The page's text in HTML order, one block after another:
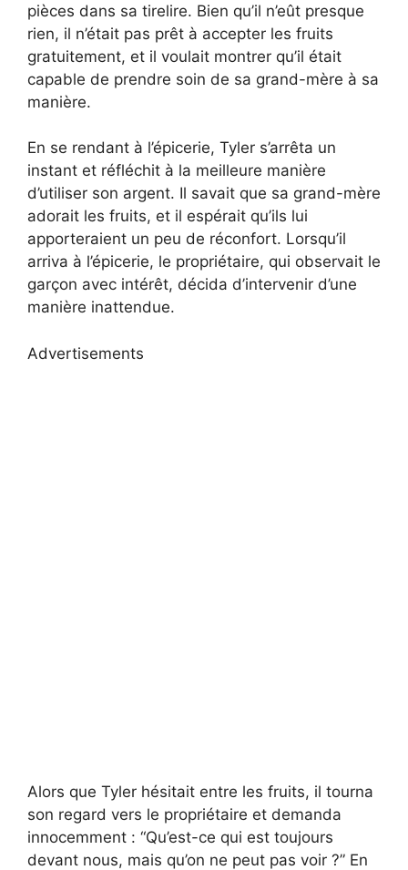
pièces dans sa tirelire. Bien qu’il n’eût presque
rien, il n’était pas prêt à accepter les fruits
gratuitement, et il voulait montrer qu’il était
capable de prendre soin de sa grand-mère à sa
manière.
En se rendant à l’épicerie, Tyler s’arrêta un
instant et réfléchit à la meilleure manière
d’utiliser son argent. Il savait que sa grand-mère
adorait les fruits, et il espérait qu’ils lui
apporteraient un peu de réconfort. Lorsqu’il
arriva à l’épicerie, le propriétaire, qui observait le
garçon avec intérêt, décida d’intervenir d’une
manière inattendue.
Advertisements
Alors que Tyler hésitait entre les fruits, il tourna
son regard vers le propriétaire et demanda
innocemment : “Qu’est-ce qui est toujours
devant nous, mais qu’on ne peut pas voir ?” En